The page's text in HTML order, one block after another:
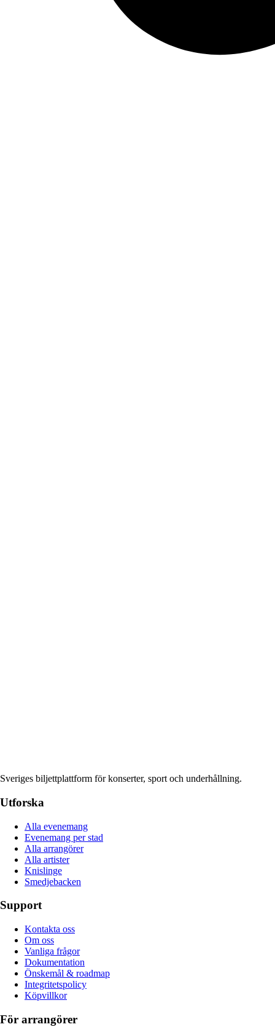
Sveriges biljettplattform för konserter, sport och underhållning.
Utforska
Alla evenemang
Evenemang per stad
Alla arrangörer
Alla artister
Knislinge
Smedjebacken
Support
Kontakta oss
Om oss
Vanliga frågor
Dokumentation
Önskemål & roadmap
Integritetspolicy
Köpvillkor
För arrangörer